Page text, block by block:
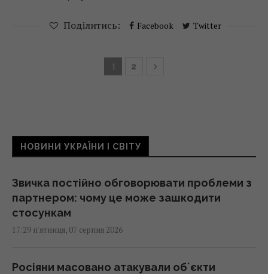
Поділитись: Facebook Twitter
1 2
НОВИНИ УКРАЇНИ І СВІТУ
Звичка постійно обговорювати проблеми з
партнером: чому це може зашкодити
стосункам
17:29 п'ятниця, 07 серпня 2026
Росіяни масовано атакували обʼєкти